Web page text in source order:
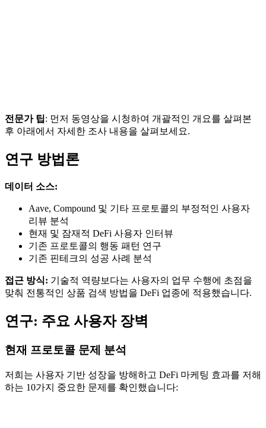
전문가 팁: 먼저 동영상을 시청하여 개괄적인 개요를 살펴본
후 아래에서 자세한 조사 내용을 살펴보세요.
연구 방법론
데이터 소스:
Aave, Compound 및 기타 프로토콜의 부정적인 사용자
리뷰 분석
현재 및 잠재적 DeFi 사용자 인터뷰
기존 프로토콜의 행동 패턴 연구
기존 핀테크의 성공 사례 분석
접근 방식: 기술적 역량보다는 사용자의 업무 수행에 초점을
맞춰 전통적인 상품 검색 방법을 DeFi 업종에 적용했습니다.
연구: 주요 사용자 장벽
현재 프로토콜 문제 분석
저희는 사용자 기반 성장을 방해하고 DeFi 마케팅 효과를 저해
하는 10가지 중요한 문제를 확인했습니다: